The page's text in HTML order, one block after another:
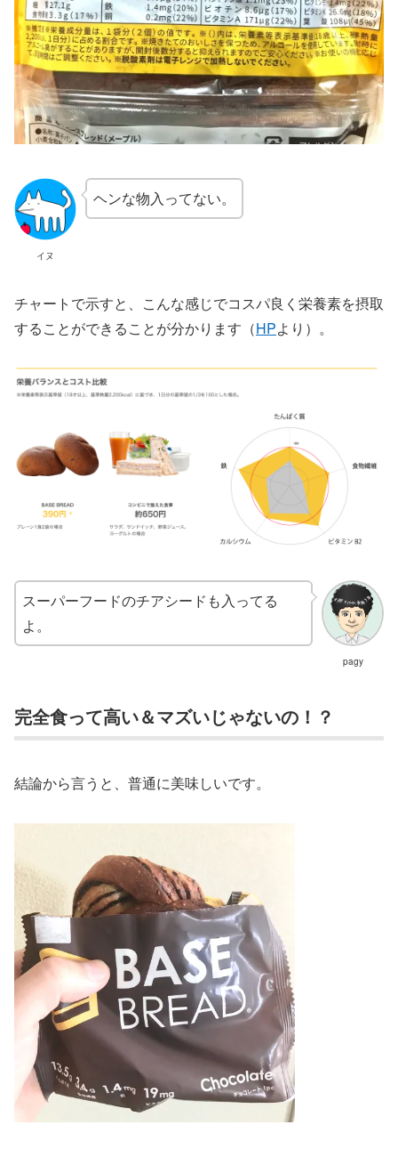
イヌ
ヘンな物入ってない。
チャートで示すと、こんな感じでコスパ良く栄養素を摂取
することができることが分かります（HPより）。
pagy
スーパーフードのチアシードも入ってる
よ。
完全食って高い＆マズいじゃないの！？
結論から言うと、普通に美味しいです。